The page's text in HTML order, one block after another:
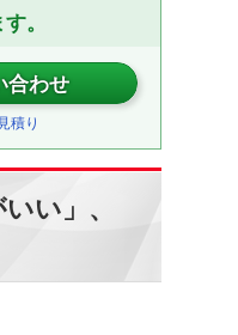
。
合わせ
積り
い」、